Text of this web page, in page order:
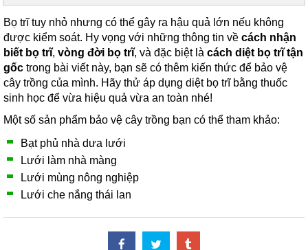
Bọ trĩ tuy nhỏ nhưng có thể gây ra hậu quả lớn nếu không
được kiểm soát. Hy vọng với những thông tin về cách nhận
biết bọ trĩ, vòng đời bọ trĩ, và đặc biệt là cách diệt bọ trĩ tận
gốc trong bài viết này, bạn sẽ có thêm kiến thức để bảo vệ
cây trồng của mình. Hãy thử áp dụng diệt bọ trĩ bằng thuốc
sinh học để vừa hiệu quả vừa an toàn nhé!
Một số sản phẩm bảo vệ cây trồng bạn có thể tham khảo:
Bạt phủ nhà dưa lưới
Lưới làm nhà màng
Lưới mùng nông nghiệp
Lưới che nắng thái lan